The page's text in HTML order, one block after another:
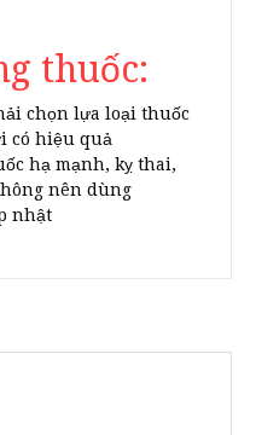
thuốc:
chọn lựa loại thuốc
có hiệu quả
hạ mạnh, kỵ thai,
nên dùng
nhật